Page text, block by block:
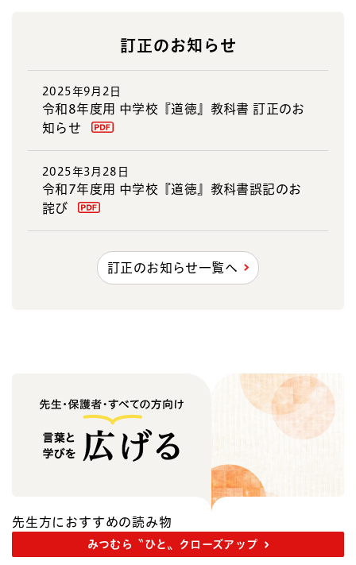
訂正のお知らせ
2025年9月2日
令和8年度用 中学校『道徳』教科書 訂正のお
知らせ
2025年3月28日
令和7年度用 中学校『道徳』教科書誤記のお
詫び
訂正のお知らせ一覧へ
先生方におすすめの読み物
みつむら〝ひと〟クローズアップ